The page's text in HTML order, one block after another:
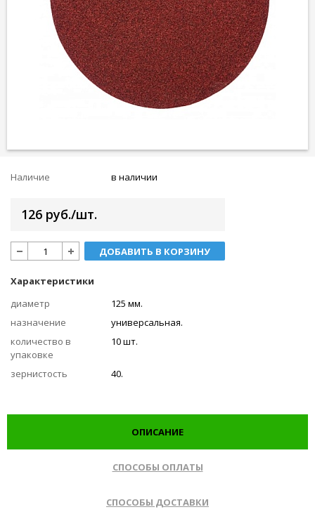
Наличие в наличии
126 руб./шт.
ДОБАВИТЬ В КОРЗИНУ
Характеристики
диаметр
125 мм.
назначение
универсальная.
количество в
упаковке
10 шт.
зернистость 40.
ОПИСАНИЕ
СПОСОБЫ ОПЛАТЫ
СПОСОБЫ ДОСТАВКИ